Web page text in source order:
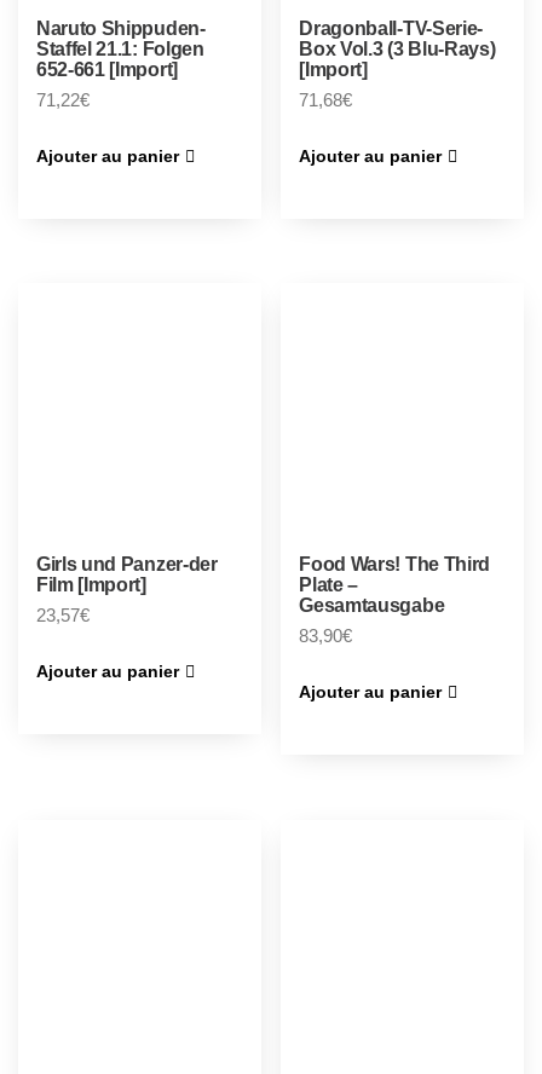
Naruto Shippuden-
Staffel 21.1: Folgen
652-661 [Import]
71,22€
Ajouter au panier
Dragonball-TV-Serie-
Box Vol.3 (3 Blu-Rays)
[Import]
71,68€
Ajouter au panier
Girls und Panzer-der
Film [Import]
23,57€
Ajouter au panier
Food Wars! The Third
Plate –
Gesamtausgabe
83,90€
Ajouter au panier